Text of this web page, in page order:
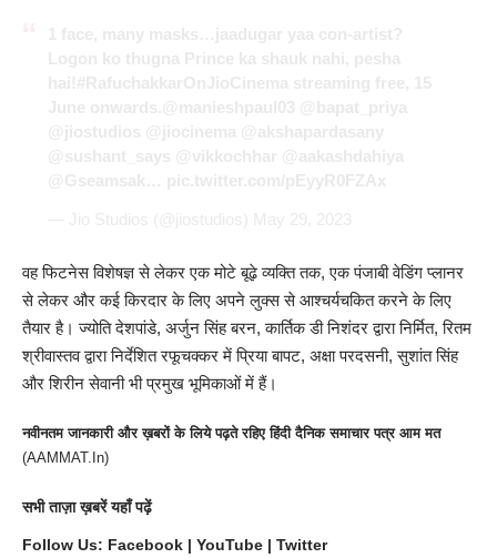
वह फिटनेस विशेषज्ञ से लेकर एक मोटे बूढ़े व्यक्ति तक, एक पंजाबी वेडिंग प्लानर
से लेकर और कई किरदार के लिए अपने लुक्स से आश्चर्यचकित करने के लिए
तैयार है। ज्योति देशपांडे, अर्जुन सिंह बरन, कार्तिक डी निशंदर द्वारा निर्मित, रितम
श्रीवास्तव द्वारा निर्देशित रफूचक्कर में प्रिया बापट, अक्षा परदसनी, सुशांत सिंह
और शिरीन सेवानी भी प्रमुख भूमिकाओं में हैं।
नवीनतम जानकारी और ख़बरों के लिये पढ़ते रहिए हिंदी दैनिक समाचार पत्र आम मत
(AAMMAT.In)
सभीताज़ा ख़बरेंयहाँ पढ़ें
Follow Us: Facebook | YouTube | Twitter